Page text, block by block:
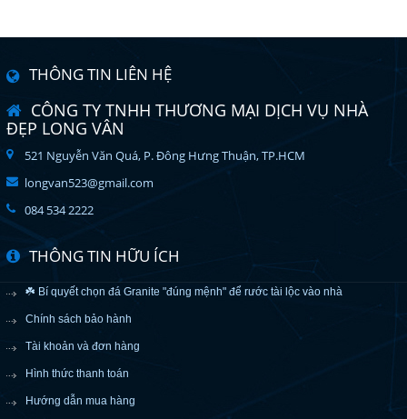
THÔNG TIN LIÊN HỆ
CÔNG TY TNHH THƯƠNG MẠI DỊCH VỤ NHÀ
ĐẸP LONG VÂN
521 Nguyễn Văn Quá, P. Đông Hưng Thuận, TP.HCM
longvan523@gmail.com
084 534 2222
THÔNG TIN HỮU ÍCH
☘️ Bí quyết chọn đá Granite "đúng mệnh" để rước tài lộc vào nhà
Chính sách bảo hành
Tài khoản và đơn hàng
Hình thức thanh toán
Hướng dẫn mua hàng